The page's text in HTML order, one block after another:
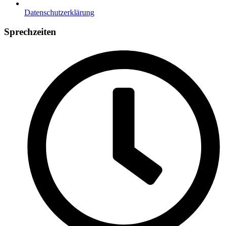
Datenschutzerklärung
Sprechzeiten